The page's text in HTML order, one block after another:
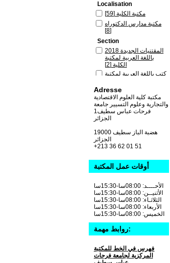
Localisation
مكتبة الكلية [59]
مكتبة مدارس الدكتوراه
[8]
Section
المقتنيات الجديدة 2018
باللغة العربية لمكتبة
الكلية [2]
كتب باللغة العربية لمكتبة
كتب باللغة العربية لمكتبة
مدارس الدكتوراه[8]
Adresse
مكتبة كلية العلوم الاقتصادية
والتجارية وعلوم التسيير جامعة
فرحات عباس سطيف1
الجزائر
19000 هضبة الباز سطيف
+213 36 62 01 51
أوقات عمل المكتبة
الأحــــد: 08:00سا-15:30سا
الأثنيــن: 08:00سا-15:30سا
الثلاثـاء: 08:00سا-15:30سا
الأربعاء: 08:00سا-15:30سا
الخميس: 08:00سا-15:30سا
روابط مهمة:
فهرس في الخط للمكتبة
المركزية لجامعة فرحات